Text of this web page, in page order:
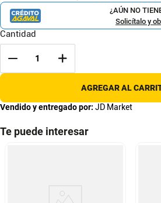
¿AÚN NO
Solicítalo y
Cantidad
AGREGAR AL
Vendido y entregado por: JD Market
Te puede interesar